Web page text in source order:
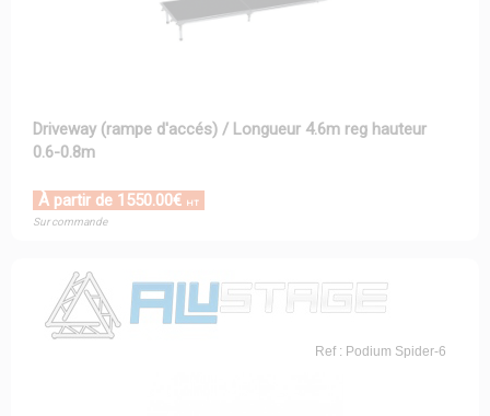
Driveway (rampe d'accés) / Longueur 4.6m reg hauteur
0.6-0.8m
À partir de 1550.00€ HT
Sur commande
Ref : Podium Spider-6